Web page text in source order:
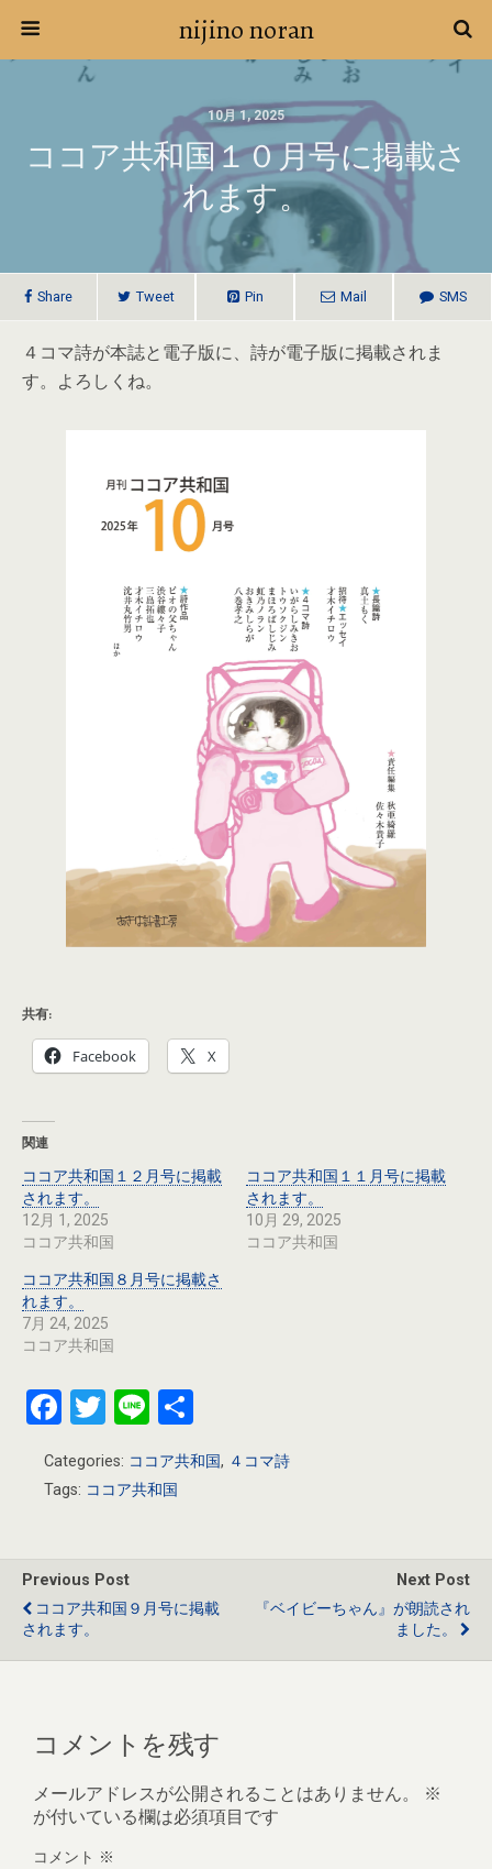
nijino noran
10月 1, 2025
ココア共和国１０月号に掲載さ
れます。
Share Tweet Pin Mail SMS
４コマ詩が本誌と電子版に、詩が電子版に掲載されま
す。よろしくね。
共有:
Facebook X
関連
ココア共和国１２月号に掲載
されます。
12月 1, 2025
ココア共和国
ココア共和国１１月号に掲載
されます。
10月 29, 2025
ココア共和国
ココア共和国８月号に掲載さ
れます。
7月 24, 2025
ココア共和国
F
ce
b
o
k
T
tt
Li
e
有
Categories: ココア共和国, ４コマ詩
Tags: ココア共和国
Previous Post
ココア共和国９月号に掲載
されます。
Next Post
『ベイビーちゃん』が朗読され
ました。
コメントを残す
メールアドレスが公開されることはありません。
※
が付いている欄は必須項目です
コメント ※